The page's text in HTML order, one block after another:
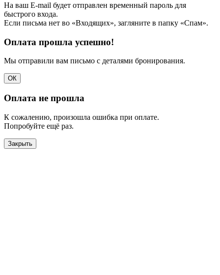
На ваш E-mail будет отправлен временный пароль для
быстрого входа.
Если письма нет во «Входящих», загляните в папку «Спам».
Оплата прошла успешно!
Мы отправили вам письмо с деталями бронирования.
ОК
Оплата не прошла
К сожалению, произошла ошибка при оплате.
Попробуйте ещё раз.
Закрыть